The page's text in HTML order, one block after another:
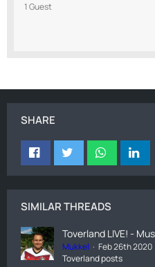
1 Guest
SHARE
SIMILAR THREADS
Toverland LIVE! -
Mukkel
Feb 26th 2020
Toverland posts